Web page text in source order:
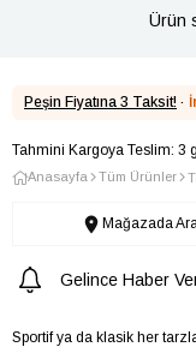
Ürün
Peşin Fiyatına 3 Taksit! ·
Tahmini Kargoya Teslim: 3
Anasayfa Tüm Ürünler
Mağazada
Gelince Haber
Sportif ya da klasik her